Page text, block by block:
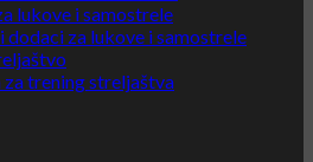
lukove i samostrele
dodaci za lukove i samostrele
za trening streljaštva